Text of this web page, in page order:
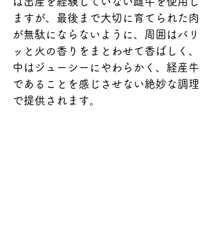
ますが、最後まで大切に育てられた肉
が無駄にならないように、周囲はバリ
ッと火の香りをまとわせて香ばしく、
中はジューシーにやわらかく、経産牛
であることを感じさせない絶妙な調理
で提供されます。